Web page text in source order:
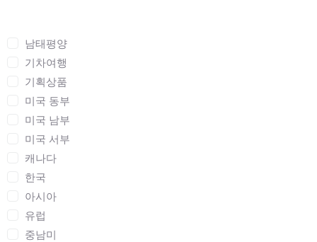
남태평양
기차여행
기획상품
미국 동부
미국 남부
미국 서부
캐나다
한국
아시아
유럽
중남미